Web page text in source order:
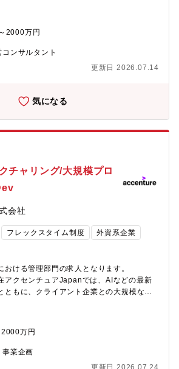
す。・未経験からご入社された方も非常に
制、社内の法務研修コンテンツなどキャッ
の実現を支援しています。また、各チーム
入社する社員も多く、その多くがコンサル
。これまで培ってきた業界知見や専門スキ
が強みとするデジタルやグローバルの知
配属先の候補となるチームは下記の通りで
頂くことに同意頂いている前提となりま
験を鑑み選考の中で最適なポジションをご
す。働き方はプロジェクトベースであり、
てチームを組成し、One Accentureとして
ています。そのため、入社後はご自身の志
に応じて、業界・テーマ・ソリューション
リアを描くことが可能です。■ファンクショ
企業の部門別チーム）事業戦略・経営管
マーケティング、ロジスティクス・サプラ
化した変革を推進するグループです。業界
トを経験でき、コンサルタントとしてのベ
ができます。■インダストリーコンサルティ
業界のスペシャリストとして、コンサルテ
きます。世界各国において、お客様が業界
、業界のコンバージェンスを利用し、収益
成長機会を獲得できるよう、業界を超えた
す。■テクノロジーストラテジー＆アドバイ
ョン」「先端技術を用いた業界の垣根を超
創出」をミッションに、CEO/CxOをはじめ
く、営業・営業企画・マーケティング・経営
サービス企画/開発・DX推進など多様なご
2000万円
ンサルタント
更新日 2026.07.14
気になる
チャリング/大規模プロ
会社
フレックスタイム制度
外資系企業
ける管理部門の求人となります。
クセンチュアJapanでは、AIなどの最新
ともに、クライアント企業との大規模なビ
の新規事業や事業変革に密接する案件のニ
ります。上記のような案件の受注・提案フ
ールストラクチャリング（DS）部では、現
ル部門パートナー（決裁者）、エンジニア
万円
事業企画
更新日 2026.07.24